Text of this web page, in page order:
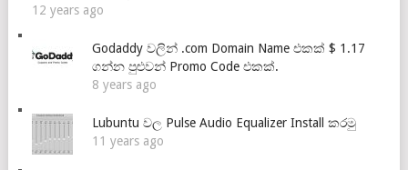
12 years ago
Godaddy වලින් .com Domain Name එකක් $ 1.17
ගන්න පුළුවන් Promo Code එකක්.
8 years ago
Lubuntu වල Pulse Audio Equalizer Install කරමු
11 years ago